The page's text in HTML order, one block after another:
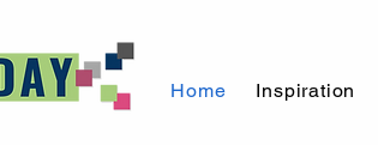
Home Inspiration